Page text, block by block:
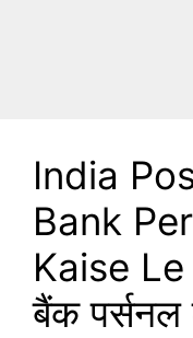
India
Bank
Kaise Le
बैंक